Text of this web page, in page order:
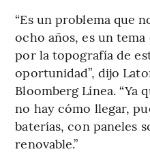
“Es un problema que
ocho años, es un
por la topografía de
oportunidad”, dijo
Bloomberg Línea. “Ya
no hay cómo llegar,
baterías, con paneles
renovable.”